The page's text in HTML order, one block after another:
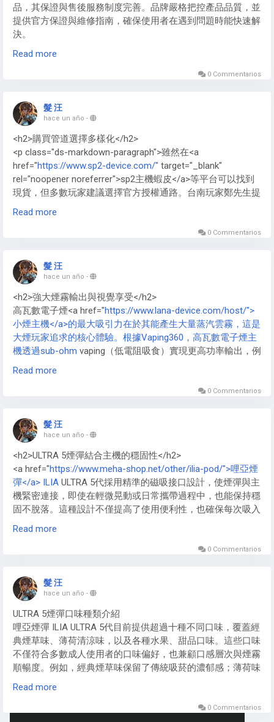
品，其保證與售後服務制度完善。品牌嚴格把控產品品質，並
提供官方保證與維修指南，確保使用者在遇到問題時能快速解
決。
在官方保固期間內，
自行拆解，以免影響保固權益。官方網站提供詳細保證條款及
申請流程。
Read more
0 Commentarios
髮 汪
hace un año -
<h2>購買管道選擇多樣化</h2>
<p class="ds-markdown-paragraph">雖然在<a
href="https://www.sp2-device.com/" target="_blank"
rel="noopener noreferrer">sp2主機蝦皮</a>等平台可以找到
現貨，但多數玩家建議選擇官方授權通路。台南玩家鄭先生提
醒：「首批貨源較少，選擇官方通路比較有保障。」許多玩家
Read more
0 Commentarios
髮 汪
hace un año -
<h2>強大煙霧輸出與視覺享受</h2>
高瓦數電子煙<a href="https://www.lana-device.com/host/">
小煙主機</a>的最大吸引力在於其能產生大量蒸汽雲霧，這是
大煙玩家追求的核心體驗。根據Vaping360，高瓦數電子煙主
機透過sub-ohm vaping（低電阻吸食）實現更高功率輸出，例
如GeekVape Aegis X可達200W，能快速加熱線圈，生成濃密
cloud chasing競賽中展現技巧，創造出令人驚嘆的煙霧造型。
此外，高瓦數電子煙<a href="
device.com/host/">VAPE主機</a>配備大容量霧化器，如
Vaporesso
煙油，進一步提升雲霧密度。對於大煙玩家來說，這種視覺享
受遠超低瓦數小煙電子煙主機，成為社交場合的焦點。2025
年趨勢顯示，高瓦數電子煙主機融入更多空氣流設計，優化雲
霧形成，讓大煙體驗更極致。
Read more
0 Commentarios
髮 汪
hace un año -
<h2>ULTRA 5煙彈結合主機的穩固性</h2>
<a href="https://www.meha-shop.net/other/ilia-pod/">哩亞煙
彈</a> ILIA ULTRA 5代採用精準的磁吸接口設計，使煙彈與主
機緊密連接，即使在輕微晃動或日常攜帶過程中，也能保持穩
固不脫落。這種設計不僅提高了使用便利性，也確保每次吸入
時的氣流穩定，提供均勻的煙霧體驗。
https://www.meha-shop.net/other/ilia-
有效避免因連接不緊而造成的晃動或脫落問題，對新手與老手
使用者皆十分友好。
Read more
0 Commentarios
髮 汪
hace un año -
ULTRA 5煙彈口味種類介紹
哩亞煙彈 ILIA ULTRA 5代目前提供超過十種不同口味，覆蓋經
典煙草味、薄荷清涼味，以及各種水果、甜品口味。這些口味
不僅符合多數成人使用者的口味偏好，也兼顧口感層次與煙霧
順暢度。例如，經典煙草味保留了傳統吸菸的濃郁感；薄荷味
則帶來清爽體驗；水果口味如芒果、草莓、藍莓等則增添趣味
Read more
0 Commentarios